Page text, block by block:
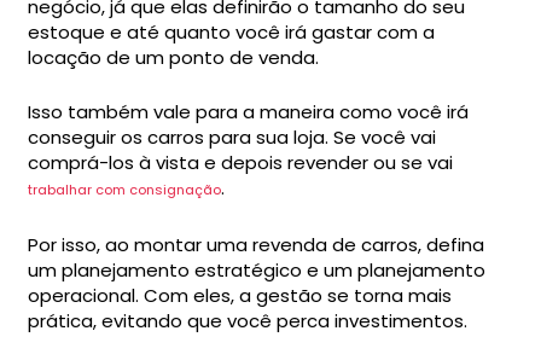
negócio, já que elas definirão o tamanho do seu
estoque e até quanto você irá gastar com a
locação de um ponto de venda.
Isso também vale para a maneira como você irá
conseguir os carros para sua loja. Se você vai
comprá-los à vista e depois revender ou se vai
trabalhar com consignação.
Por isso, ao montar uma revenda de carros, defina
um planejamento estratégico e um planejamento
operacional. Com eles, a gestão se torna mais
prática, evitando que você perca investimentos.